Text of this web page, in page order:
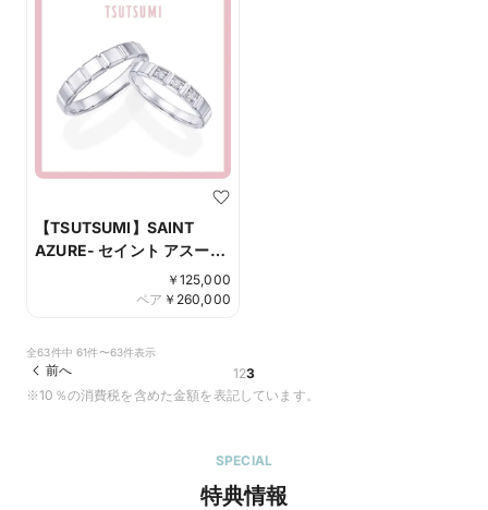
【TSUTSUMI】SAINT
AZURE- セイント アスール
￥ 125,000
￥ 260,000
ペア
全63件中 61件〜63件表示
前へ 123
※10％の消費税を含めた金額を表記しています。
SPECIAL
特典情報